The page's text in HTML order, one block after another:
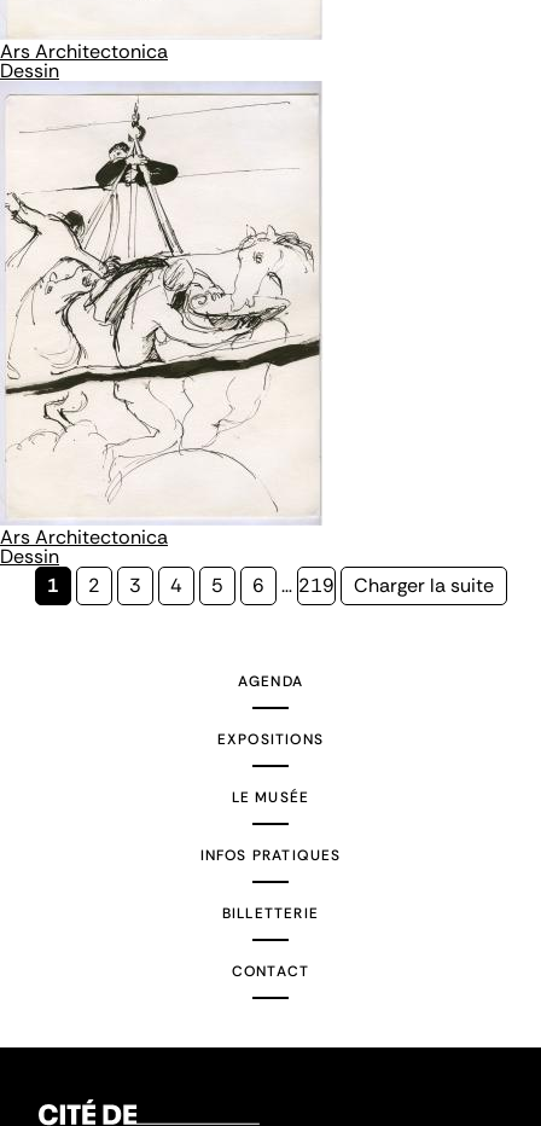
Ars Architectonica
Dessin
Ars Architectonica
Dessin
Page
1 Page
2 Page
3 Page
4 Page
5 Page
6 … Page
219
Page
Charger la suite
AGENDA
EXPOSITIONS
LE MUSÉE
INFOS PRATIQUES
BILLETTERIE
CONTACT